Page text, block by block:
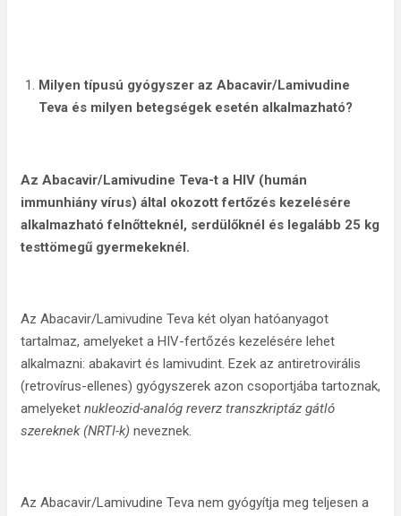
Milyen típusú gyógyszer az Abacavir/Lamivudine
Teva és milyen betegségek esetén alkalmazható?
Az Abacavir/Lamivudine Teva-t a HIV (humán
immunhiány vírus) által okozott fertőzés kezelésére
alkalmazható felnőtteknél, serdülőknél és legalább 25 kg
testtömegű gyermekeknél.
Az Abacavir/Lamivudine Teva két olyan hatóanyagot
tartalmaz, amelyeket a HIV-fertőzés kezelésére lehet
alkalmazni: abakavirt és lamivudint. Ezek az antiretrovirális
(retrovírus-ellenes) gyógyszerek azon csoportjába tartoznak,
amelyeket nukleozid-analóg reverz transzkriptáz gátló
szereknek (NRTI-k) neveznek.
Az Abacavir/Lamivudine Teva nem gyógyítja meg teljesen a